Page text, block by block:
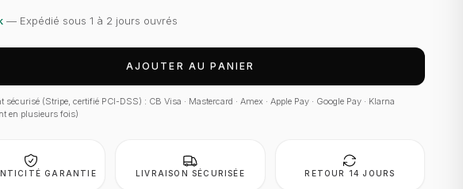
— Expédié sous 1 à 2 jours ouvrés
AJOUTER AU PANIER
sécurisé (Stripe, certifié PCI-DSS) : CB Visa · Mastercard · Amex · Apple Pay · Google Pay · Klarna
en plusieurs fois)
GARANTIE LIVRAISON SÉCURISÉE RETOUR 14 JOURS